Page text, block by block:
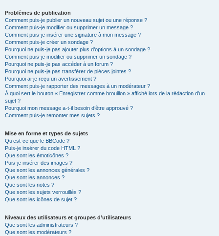
Problèmes de publication
Comment puis-je publier un nouveau sujet ou une réponse ?
Comment puis-je modifier ou supprimer un message ?
Comment puis-je insérer une signature à mon message ?
Comment puis-je créer un sondage ?
Pourquoi ne puis-je pas ajouter plus d’options à un sondage ?
Comment puis-je modifier ou supprimer un sondage ?
Pourquoi ne puis-je pas accéder à un forum ?
Pourquoi ne puis-je pas transférer de pièces jointes ?
Pourquoi ai-je reçu un avertissement ?
Comment puis-je rapporter des messages à un modérateur ?
À quoi sert le bouton « Enregistrer comme brouillon » affiché lors de la rédaction d’un
sujet ?
Pourquoi mon message a-t-il besoin d’être approuvé ?
Comment puis-je remonter mes sujets ?
Mise en forme et types de sujets
Qu’est-ce que le BBCode ?
Puis-je insérer du code HTML ?
Que sont les émoticônes ?
Puis-je insérer des images ?
Que sont les annonces générales ?
Que sont les annonces ?
Que sont les notes ?
Que sont les sujets verrouillés ?
Que sont les icônes de sujet ?
Niveaux des utilisateurs et groupes d’utilisateurs
Que sont les administrateurs ?
Que sont les modérateurs ?